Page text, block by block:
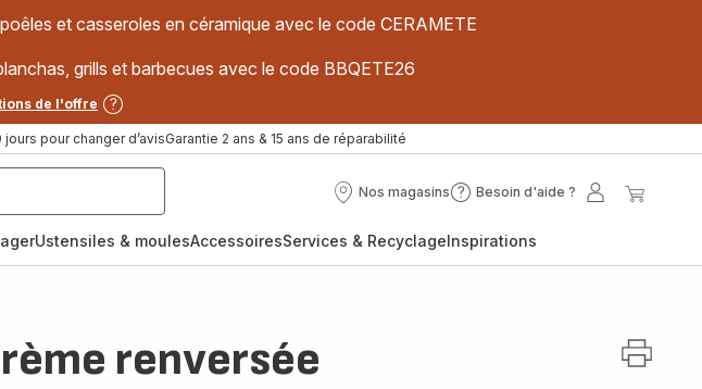
et casseroles en céramique avec le code CERAMETE
grills et barbecues avec le code BBQETE26
de l'offre
jours pour changer d’avisGarantie 2 ans & 15 ans de réparabilité
Nos magasins
Nos
Besoin d'aide ?
Besoin
?
Mon
Ustensiles & moulesAccessoiresServices & RecyclageInspirations
renversée